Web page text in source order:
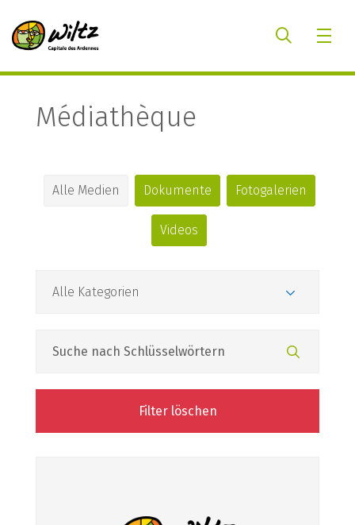
Médiathèque
Alle Medien Dokumente Fotogalerien
Videos
Filter löschen